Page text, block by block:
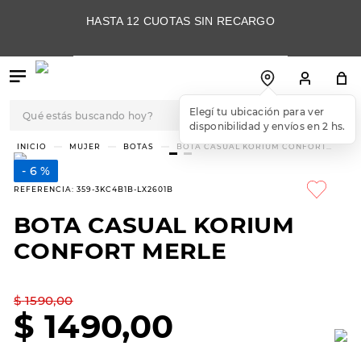
HASTA 12 CUOTAS SIN RECARGO
Elegí tu ubicación para ver
disponibilidad y envíos en 2 hs.
MUJER BOTAS
BOTA CASUAL KORIUM CONFORT
MERLE
6 %
REFERENCIA: 359-3KC4B1B-LX2601B
BOTA CASUAL KORIUM
CONFORT MERLE
$ 1590,00
$ 1490,00
TÉRMINOS MÁS
BUSCADOS
3.
skechers slip-ins